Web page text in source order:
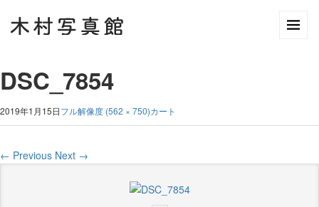
DSC_7854
2019年1月15日フル解像度 (562 × 750)カート
← Previous Next →